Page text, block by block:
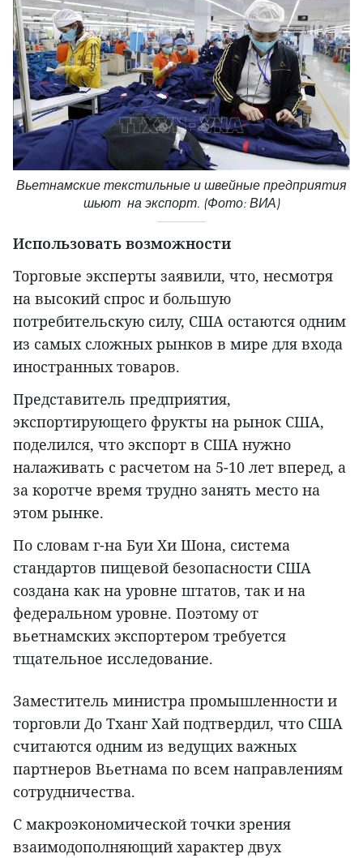
Вьетнамские текстильные и швейные предприятия
шьют на экспорт. (Фото: ВИА)
Использовать возможности
Торговые эксперты заявили, что, несмотря
на высокий спрос и большую
потребительскую силу, США остаются одним
из самых сложных рынков в мире для входа
иностранных товаров.
Представитель предприятия,
экспортирующего фрукты на рынок США,
поделился, что экспорт в США нужно
налаживать с расчетом на 5-10 лет вперед, а
за коротче время трудно занять место на
этом рынке.
По словам г-на Буи Хи Шона, система
стандартов пищевой безопасности США
создана как на уровне штатов, так и на
федеральном уровне. Поэтому от
вьетнамских экспортером требуется
тщательное исследование.
Заместитель министра промышленности и
торговли До Тханг Хай подтвердил, что США
считаются одним из ведущих важных
партнеров Вьетнама по всем направлениям
сотрудничества.
С макроэкономической точки зрения
взаимодополняющий характер двух